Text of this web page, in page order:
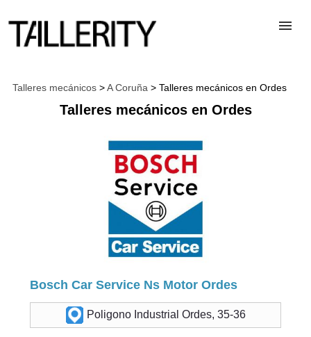
TALLERES
PARA PROFESIONALES
CONTACTAR
Talleres mecánicos >A Coruña > Talleres mecánicos en Ordes
Talleres mecánicos en Ordes
Bosch Car Service Ns Motor Ordes
Poligono Industrial Ordes, 35-36